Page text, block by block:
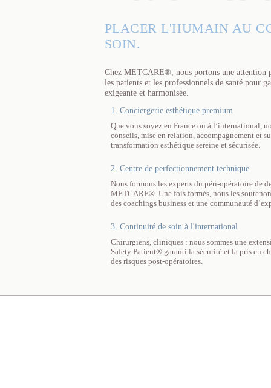
PLACER L'HUMAIN AU
SOIN.
Chez METCARE®, nous portons une attention
les patients et les professionnels de santé pour
exigeante et harmonisée.
1. Conciergerie esthétique premium
Que vous soyez en France ou à l’international,
conseils, mise en relation, accompagnement et
transformation esthétique sereine et sécurisée.
2. Centre de perfectionnement technique
Nous formons les experts du péri-opératoire de
METCARE®. Une fois formés, nous les
des coachings business et une communauté
3. Continuité de soin à l'international
Chirurgiens, cliniques : nous sommes une
Safety Patient® garanti la sécurité et la pris en
des risques post-opératoires.